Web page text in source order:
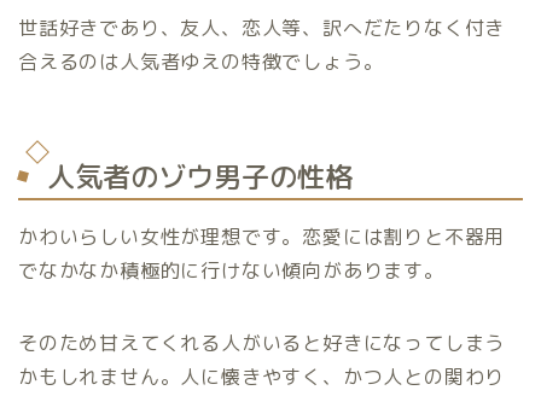
世話好きであり、友人、恋人等、訳へだたりなく付き
合えるのは人気者ゆえの特徴でしょう。
人気者のゾウ男子の性格
かわいらしい女性が理想です。恋愛には割りと不器用
でなかなか積極的に行けない傾向があります。
そのため甘えてくれる人がいると好きになってしまう
かもしれません。人に懐きやすく、かつ人との関わり